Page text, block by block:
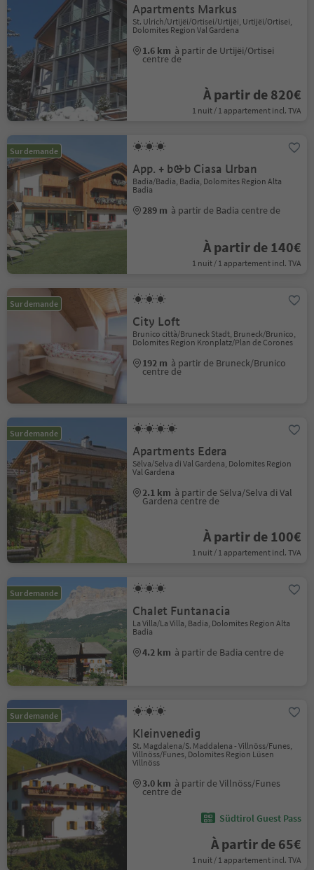
Apartments Markus
St. Ulrich/Urtijëi/Ortisei/Urtijëi, Urtijëi/Ortisei,
Dolomites Region Val Gardena
1.6 km à partir de Urtijëi/Ortisei
centre de
À partir de 820€
1 nuit / 1 appartement incl. TVA
Sur demande
App. + b&b Ciasa Urban
Badia/Badia, Badia, Dolomites Region Alta
Badia
289 m à partir de Badia centre de
À partir de 140€
1 nuit / 1 appartement incl. TVA
Sur demande
City Loft
Brunico città/Bruneck Stadt, Bruneck/Brunico,
Dolomites Region Kronplatz/Plan de Corones
192 m à partir de Bruneck/Brunico
centre de
Sur demande
Apartments Edera
Sëlva/Selva di Val Gardena, Dolomites Region
Val Gardena
2.1 km à partir de Sëlva/Selva di Val
Gardena centre de
À partir de 100€
1 nuit / 1 appartement incl. TVA
Sur demande
Chalet Funtanacia
La Villa/La Villa, Badia, Dolomites Region Alta
Badia
4.2 km à partir de Badia centre de
Sur demande
Kleinvenedig
St. Magdalena/S. Maddalena - Villnöss/Funes,
Villnöss/Funes, Dolomites Region Lüsen
Villnöss
3.0 km à partir de Villnöss/Funes
centre de
Südtirol Guest Pass
À partir de 65€
1 nuit / 1 appartement incl. TVA